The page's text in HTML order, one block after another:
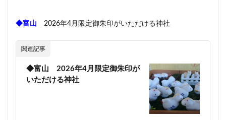
◆富山 2026年4月限定御朱印がいただける神社
関連記事
◆富山 2026年4月限定御朱印が
いただける神社